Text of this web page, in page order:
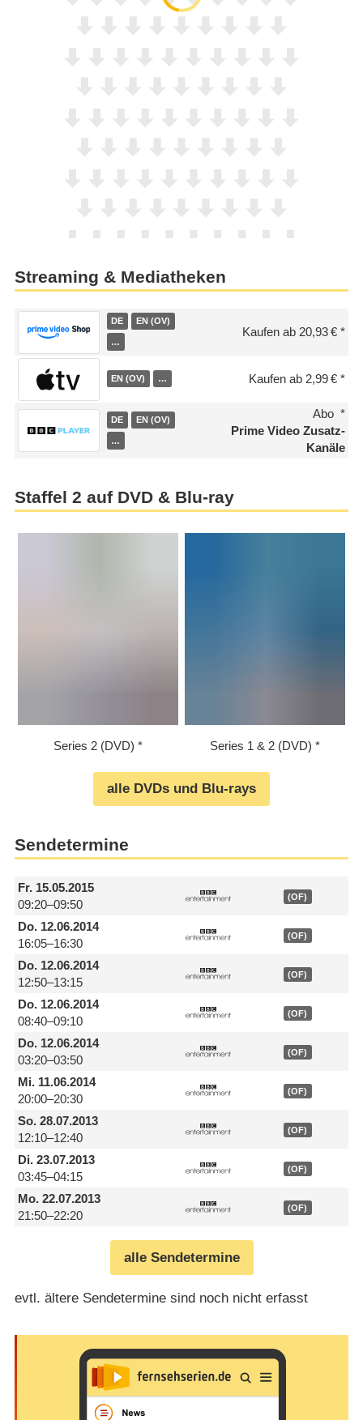
Streaming & Mediatheken
DE EN (OV)
…
Kaufen ab 20,93 €
EN (OV) … Kaufen ab 2,99 €
DE EN (OV)
…
Abo
Prime Video Zusatz-
Kanäle
Staffel 2 auf DVD & Blu-ray
Series 2 (DVD) Series 1 & 2 (DVD)
alle DVDs und Blu-rays
Sendetermine
Fr.15.05.2015
09:20–09:50
(OF)
Do.12.06.2014
16:05–16:30
(OF)
Do.12.06.2014
12:50–13:15
(OF)
Do.12.06.2014
08:40–09:10
(OF)
Do.12.06.2014
03:20–03:50
(OF)
Mi.11.06.2014
20:00–20:30
(OF)
So.28.07.2013
12:10–12:40
(OF)
Di.23.07.2013
03:45–04:15
(OF)
Mo.22.07.2013
21:50–22:20
(OF)
alle Sendetermine
evtl. ältere Sendetermine sind noch nicht erfasst